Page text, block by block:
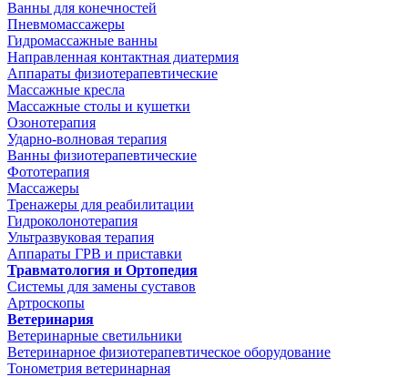
Ванны для конечностей
Пневмомассажеры
Гидромассажные ванны
Направленная контактная диатермия
Аппараты физиотерапевтические
Массажные кресла
Массажные столы и кушетки
Озонотерапия
Ударно-волновая терапия
Ванны физиотерапевтические
Фототерапия
Массажеры
Тренажеры для реабилитации
Гидроколонотерапия
Ультразвуковая терапия
Аппараты ГРВ и приставки
Травматология и Ортопедия
Системы для замены суставов
Артроскопы
Ветеринария
Ветеринарные светильники
Ветеринарное физиотерапевтическое оборудование
Тонометрия ветеринарная